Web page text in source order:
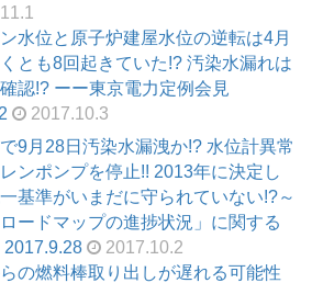
水位と原子炉建屋水位の逆転は4月
とも8回起きていた!? 汚染水漏れは
認!? ーー東京電力定例会見
2017.10.3
9月28日汚染水漏洩か!? 水位計異常
ンポンプを停止!! 2013年に決定し
基準がいまだに守られていない!?～
ロードマップの進捗状況」に関する
2017.9.28
2017.10.2
の燃料棒取り出しが遅れる可能性